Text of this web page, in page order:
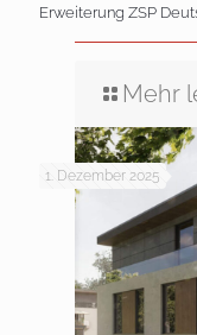
Erweiterung ZSP
Mehr
1. Dezember 2025